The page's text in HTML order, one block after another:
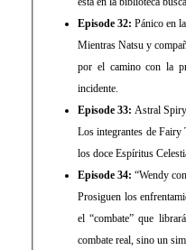
Episode 32: Pánico en
Mientras Natsu y
por el camino con la
incidente.
Episode 33: Astral
Los integrantes de Fairy
los doce Espíritus
Episode 34: “Wendy
Prosiguen los
el “combate” que
combate real, sino un